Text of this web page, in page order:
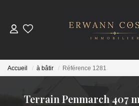
Accueil à bâtir Référence 1281
Terrain Penmarch 407